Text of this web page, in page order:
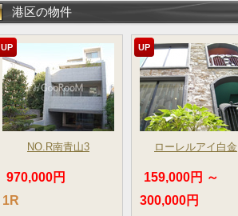
港区の物件
UP
NO.R南青山3
970,000円
1R
UP
ローレルアイ白金
159,000円 ～
300,000円